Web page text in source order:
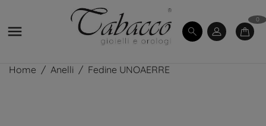

0
Home Anelli Fedine UNOAERRE